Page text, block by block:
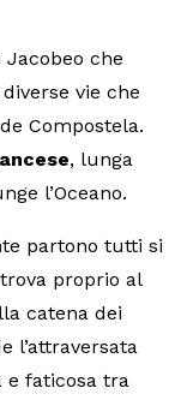
che
vie che
Compostela.
, lunga
l’Oceano.
partono tutti si
proprio al
catena dei
l’attraversata
e faticosa tra